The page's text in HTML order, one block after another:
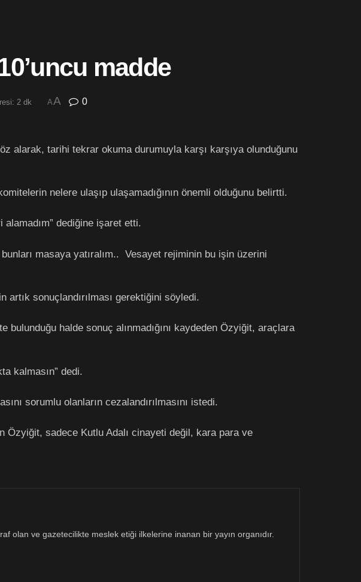
madde
2 dk AA 0
alarak, tarihi tekrar okuma durumuyla karşı karşıya olunduğunu
nelere ulaşıp ulaşamadığının önemli olduğunu belirtti.
alamadım” dediğine işaret etti.
masaya yatıralım.. Vesayet rejiminin bu işin üzerini
sonuçlandırılması gerektiğini söyledi.
halde sonuç alınmadığını kaydeden Özyiğit, araçlara
kalmasın” dedi.
sorumlu olanların cezalandırılmasını istedi.
Özyiğit, sadece Kutlu Adalı cinayeti değil, kara para ve
olan ve gazetecilikte meslek etiği ilkelerine inanan bir yayın organıdır.